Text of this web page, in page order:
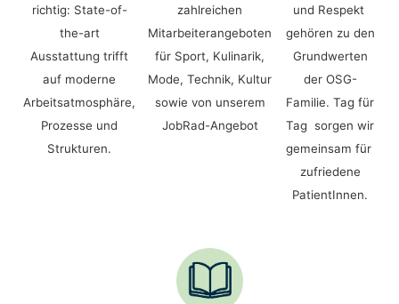
richtig: State-of-
the-art
Ausstattung trifft
auf moderne
Arbeitsatmosphäre,
Prozesse und
Strukturen.
zahlreichen
Mitarbeiterangeboten
für Sport, Kulinarik,
Mode, Technik, Kultur
sowie von unserem
JobRad-Angebot
und Respekt
gehören zu den
Grundwerten
der OSG-
Familie. Tag für
Tag sorgen wir
gemeinsam für
zufriedene
PatientInnen.